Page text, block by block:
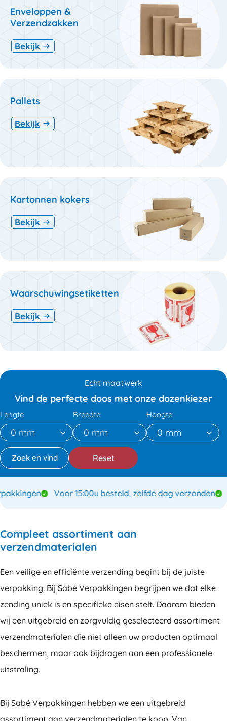
Enveloppen &
Verzendzakken
Bekijk
Pallets
Bekijk
Kartonnen kokers
Bekijk
Waarschuwingsetiketten
Bekijk
Echt maatwerk
Vind de perfecte doos met onze dozenkiezer
Lengte Breedte Hoogte
Reset
Voor 15:00u besteld, zelfde dag verzonden
Compleet assortiment aan
verzendmaterialen
Een veilige en efficiënte verzending begint bij de juiste
verpakking. Bij Sabé Verpakkingen begrijpen we dat elke
zending uniek is en specifieke eisen stelt. Daarom bieden
wij een uitgebreid en zorgvuldig geselecteerd assortiment
verzendmaterialen die niet alleen uw producten optimaal
beschermen, maar ook bijdragen aan een professionele
uitstraling.
Bij Sabé Verpakkingen hebben we een uitgebreid
assortiment aan verzendmaterialen te koop. Van